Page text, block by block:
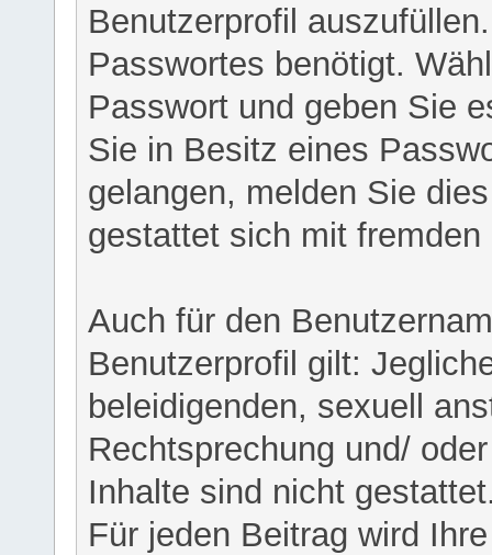
Benutzerprofil
Passwortes benötigt.
Passwort und geben Sie
Sie in Besitz eines
gelangen, melden Sie
gestattet sich mit
Auch für den
Benutzerprofil gilt:
beleidigenden, sexuell
Rechtsprechung und/
Inhalte sind nicht
Für jeden Beitrag wird